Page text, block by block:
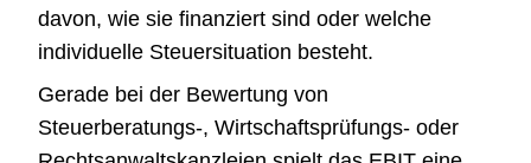
davon, wie sie finanziert sind oder welche
individuelle Steuersituation besteht.
Gerade bei der Bewertung von
Steuerberatungs-, Wirtschaftsprüfungs- oder